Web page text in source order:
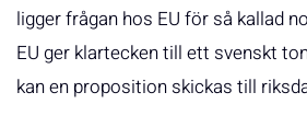
ligger frågan hos EU för så kallad
EU ger klartecken till ett svenskt
kan en proposition skickas till